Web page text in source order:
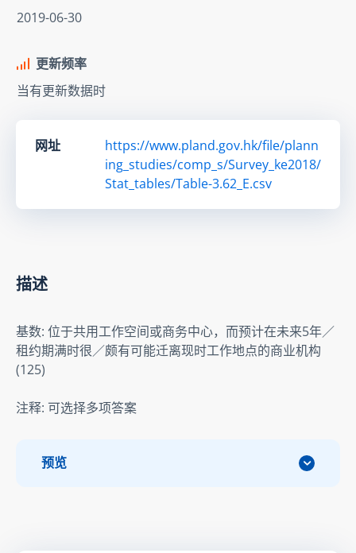
2019-06-30
更新频率
当有更新数据时
网址
https://www.pland.gov.hk/file/plann
ing_studies/comp_s/Survey_ke2018/
Stat_tables/Table-3.62_E.csv
描述
基数: 位于共用工作空间或商务中心，而预计在未来5年／
租约期满时很／颇有可能迁离现时工作地点的商业机构
(125)
注释: 可选择多项答案
预览